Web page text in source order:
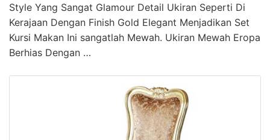
Style Yang Sangat Glamour Detail Ukiran Seperti Di
Kerajaan Dengan Finish Gold Elegant Menjadikan Set
Kursi Makan Ini sangatlah Mewah. Ukiran Mewah Eropa
Berhias Dengan …